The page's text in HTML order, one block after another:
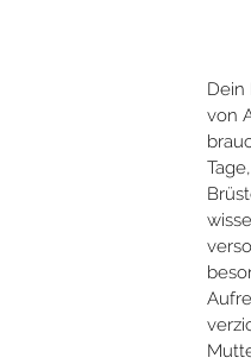
Dein
von